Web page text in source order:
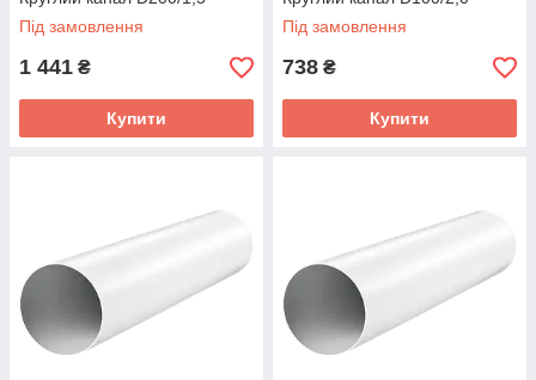
Під замовлення
1 441 ₴
Купити
Під замовлення
738 ₴
Купити